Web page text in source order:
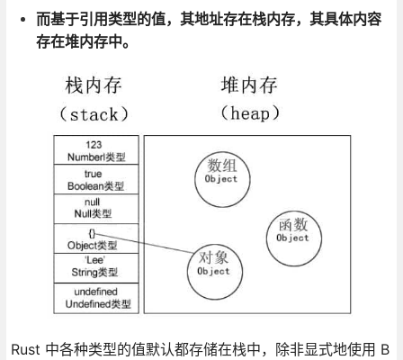
而基于引用类型的值，其地址存在栈内存，其具体内容
存在堆内存中。
Rust 中各种类型的值默认都存储在栈中，除非显式地使用 B